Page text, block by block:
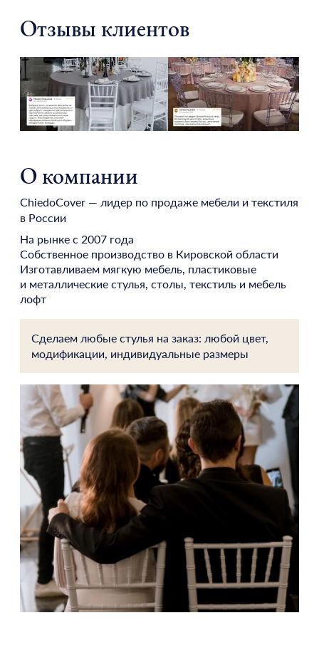
Отзывы клиентов
О компании
ChiedoCover — лидер по продаже мебели и текстиля
в России
На рынке с 2007 года
Собственное производство в Кировской области
Изготавливаем мягкую мебель, пластиковые
и металлические стулья, столы, текстиль и мебель
лофт
Сделаем любые стулья на заказ: любой цвет,
модификации, индивидуальные размеры